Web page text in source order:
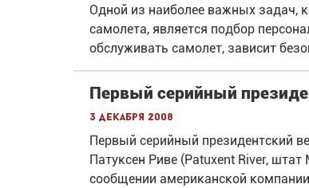
Одной из наиболее важных задач,
самолета, является подбор
обслуживать самолет, зависит
Первый серийный
3 декабря 2008
Первый серийный президентский
Патуксен Риве (Patuxent River,
сообщении американской